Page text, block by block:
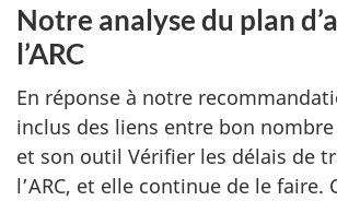
Notre analyse du plan
l’ARC
En réponse à notre
inclus des liens entre bon nombre
et son outil Vérifier les délais de
l’ARC, et elle continue de le faire.